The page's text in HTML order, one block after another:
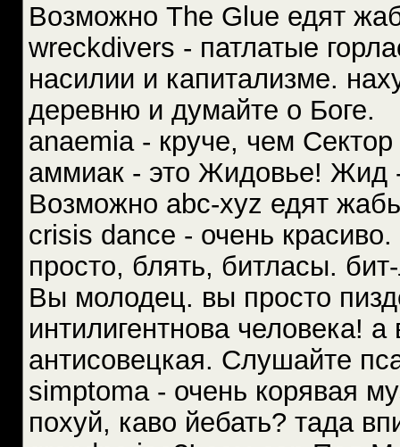
Возможно The Glue едят
wreckdivers - патлатые
насилии и капитализме.
деревню и думайте о Боге.
anaemia - круче, чем
аммиак - это Жидовье! Жид
Возможно abc-xyz едят
crisis dance - очень
просто, блять, битласы.
Вы молодец. вы просто
интилигентнова человека!
антисовецкая. Слушайте
simptoma - очень корявая
похуй, каво йебать? тада